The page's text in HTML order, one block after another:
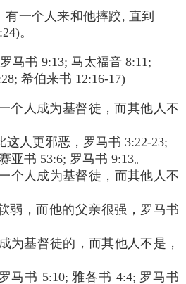
一个人来和他摔跤, 直到
。
马书 9:13; 马太福音 8:11;
希伯来书 12:16-17)
个人成为基督徒，而其他人不
这人更邪恶，罗马书 3:22-23;
亚书 53:6; 罗马书 9:13。
个人成为基督徒，而其他人不
弱，而他的父亲很强，罗马书
为基督徒的，而其他人不是，
马书 5:10; 雅各书 4:4; 罗马书